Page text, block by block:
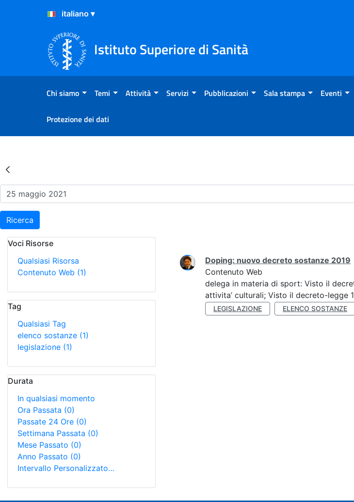
Salta al Contenuto
Salta al Footer
Istituto Superiore di Sanità
Chi siamo Temi Attività Servizi Pubblicazioni Sala stampa Eventi
Protezione dei dati
Risultati della Ricerca - Eventi
Ricerca
Voci Risorse
Qualsiasi Risorsa
Contenuto Web (1)
Tag
Qualsiasi Tag
elenco sostanze (1)
legislazione (1)
Durata
In qualsiasi momento
Ora Passata (0)
Passate 24 Ore (0)
Settimana Passata (0)
Mese Passato (0)
Anno Passato (0)
Intervallo Personalizzato…
Ricerca
Doping: nuovo decreto sostanze 2019
Contenuto Web
delega in materia di sport: Visto il
attivita’ culturali; Visto il decreto-legge
LEGISLAZIONE ELENCO SOSTANZE